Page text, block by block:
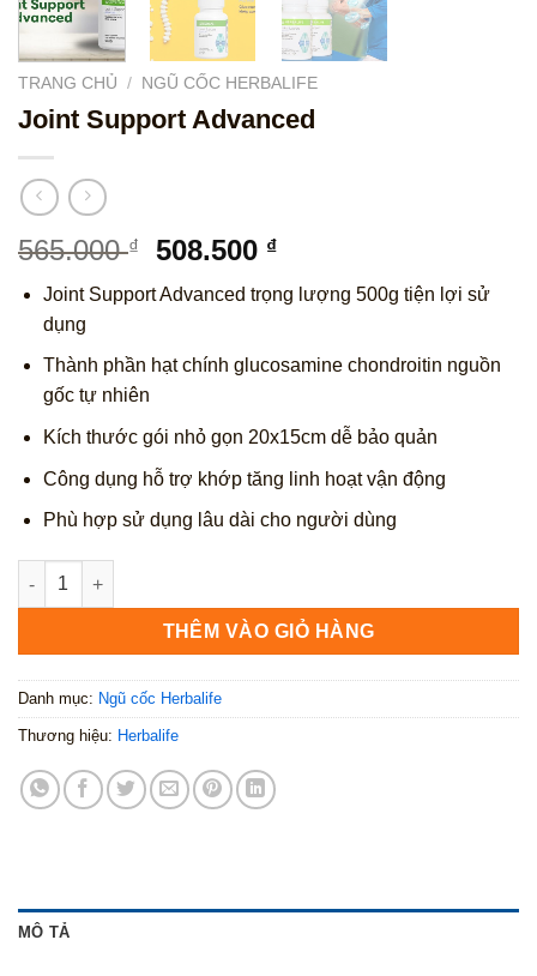
TRANG CHỦ / NGŨ CỐC HERBALIFE
Joint Support Advanced
565.000₫
Giá
là:
508.500 ₫Giá
tại
508.500 ₫.
Joint Support Advanced trọng lượng 500g tiện lợi sử
dụng
Thành phần hạt chính glucosamine chondroitin nguồn
gốc tự nhiên
Kích thước gói nhỏ gọn 20x15cm dễ bảo quản
Công dụng hỗ trợ khớp tăng linh hoạt vận động
Phù hợp sử dụng lâu dài cho người dùng
Joint Support Advanced số lượng
THÊM VÀO GIỎ HÀNG
Danh mục: Ngũ cốc Herbalife
Thương hiệu: Herbalife
MÔ TẢ